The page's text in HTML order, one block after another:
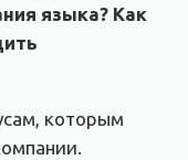
языка? Как
которым